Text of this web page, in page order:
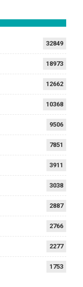
32849
18973
12662
10368
9506
7851
3911
3038
2887
2766
2277
1753